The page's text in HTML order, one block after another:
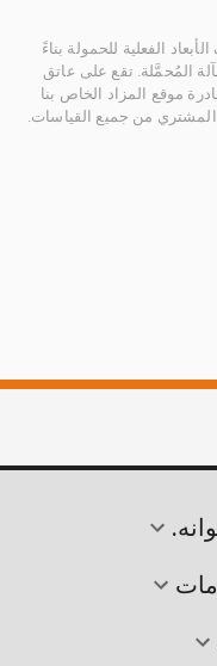
الفعلية للحمولة بناءً
المُحمَّلة. تقع على عاتق
موقع المزاد الخاص بنا
من جميع القياسات.